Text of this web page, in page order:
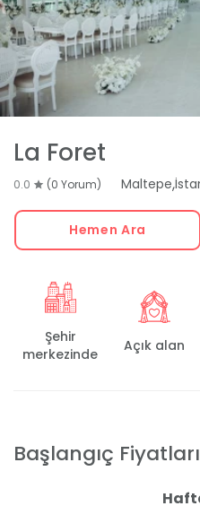
La Foret
0.0 (0 Yorum) Maltepe,
Hemen Ara
Şehir
merkezinde
Açık alan
Başlangıç Fiyatları